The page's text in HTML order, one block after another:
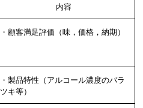
内容
・顧客満足評価（味，価格，納期）
・製品特性（アルコール濃度のバラ
ツキ等）